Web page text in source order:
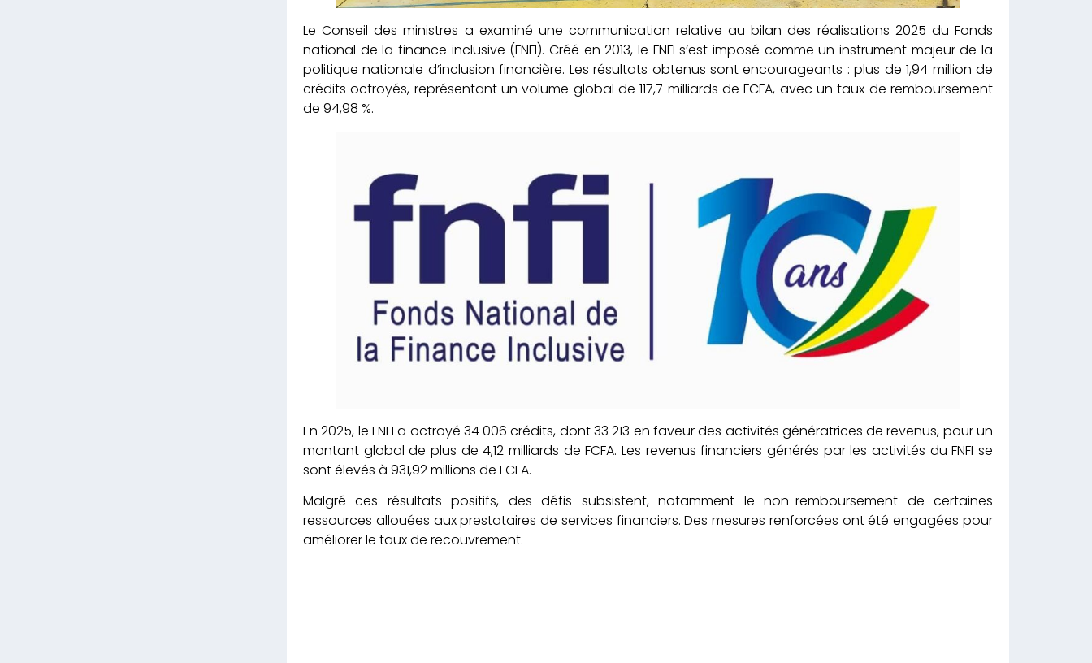
Le Conseil des ministres a examiné une communication relative au bilan des réalisations 2025 du Fonds
national de la finance inclusive (FNFI). Créé en 2013, le FNFI s’est imposé comme un instrument majeur de la
politique nationale d’inclusion financière. Les résultats obtenus sont encourageants : plus de 1,94 million de
crédits octroyés, représentant un volume global de 117,7 milliards de FCFA, avec un taux de remboursement
de 94,98 %.
En 2025, le FNFI a octroyé 34 006 crédits, dont 33 213 en faveur des activités génératrices de revenus, pour un
montant global de plus de 4,12 milliards de FCFA. Les revenus financiers générés par les activités du FNFI se
sont élevés à 931,92 millions de FCFA.
Malgré ces résultats positifs, des défis subsistent, notamment le non-remboursement de certaines
ressources allouées aux prestataires de services financiers. Des mesures renforcées ont été engagées pour
améliorer le taux de recouvrement.